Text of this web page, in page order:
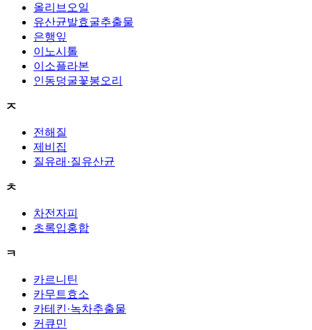
올리브오일
유산균발효굴추출물
은행잎
이노시톨
이소플라본
인동덩굴꽃봉오리
ㅈ
전해질
제비집
질유래·질유산균
ㅊ
차전자피
초록입홍합
ㅋ
카르니틴
카무트효소
카테킨·녹차추출물
커큐민